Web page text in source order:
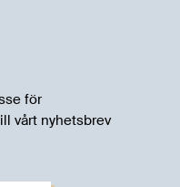
för
vårt nyhetsbrev